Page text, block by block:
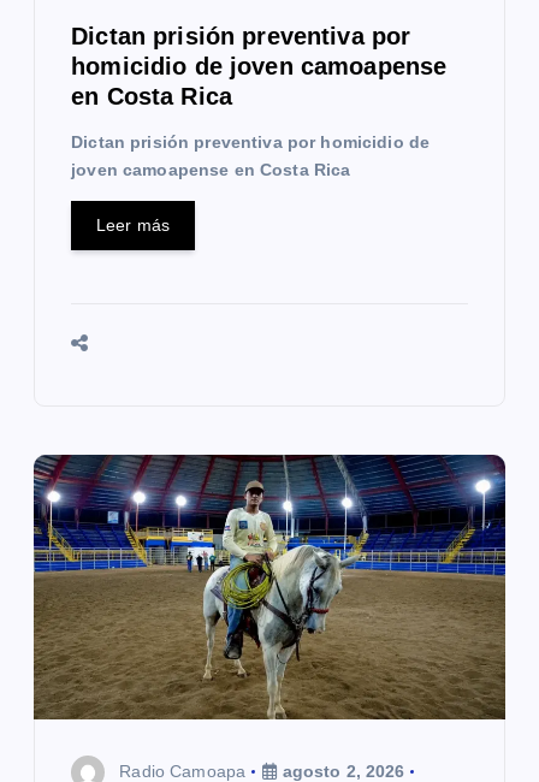
Dictan prisión preventiva por
homicidio de joven camoapense
en Costa Rica
Dictan prisión preventiva por homicidio de
joven camoapense en Costa Rica
Leer más
Radio Camoapa
agosto 2, 2026